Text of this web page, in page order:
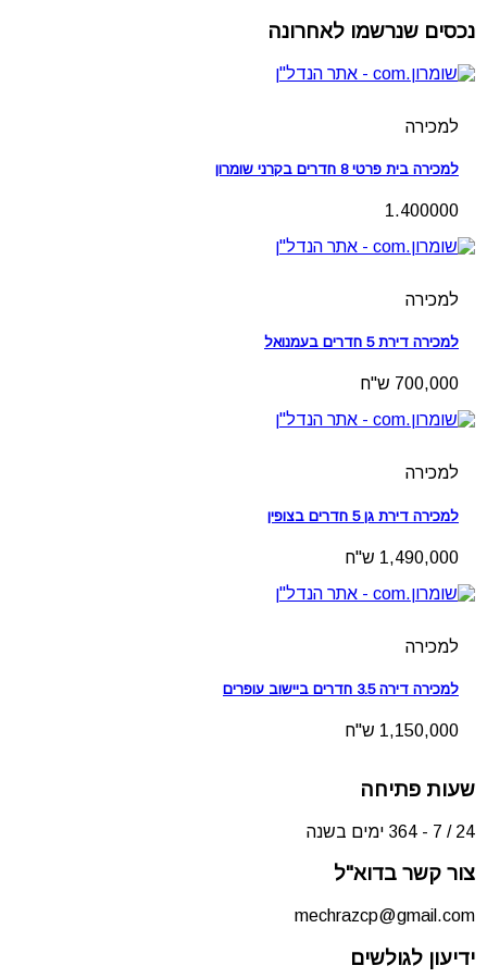
נכסים שנרשמו לאחרונה
למכירה
למכירה בית פרטי 8 חדרים בקרני שומרון
1.400000
למכירה
למכירה דירת 5 חדרים בעמנואל
700,000 ש"ח
למכירה
למכירה דירת גן 5 חדרים בצופין
1,490,000 ש"ח
למכירה
למכירה דירה 3.5 חדרים ביישוב עופרים
1,150,000 ש"ח
שעות פתיחה
24 / 7 - 364 ימים בשנה
צור קשר בדוא"ל
mechrazcp@gmail.com
ידיעון לגולשים